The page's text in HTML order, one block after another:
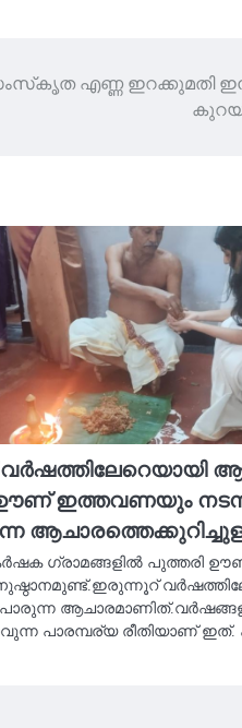
എണ്ണ ഇറക്കുമതി
ഊണ് ഇത്തവണയും
കർഷക ഗ്രാമങ്ങളിൽ പുത്തരി
പാരമ്പര്യ രീതിയാണ്